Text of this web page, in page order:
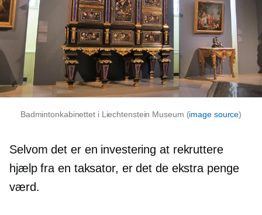
Badmintonkabinettet i Liechtenstein Museum (image source)
Selvom det er en investering at rekruttere
hjælp fra en taksator, er det de ekstra penge
værd.